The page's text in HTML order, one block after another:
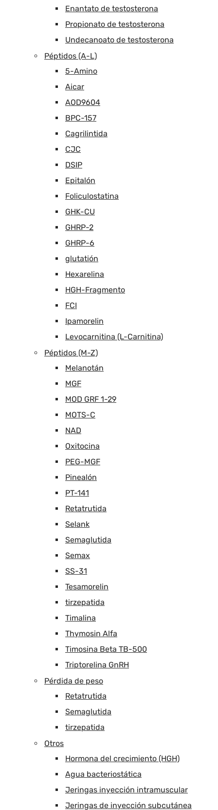
Enantato de testosterona
Propionato de testosterona
Undecanoato de testosterona
Péptidos (A-L)
5-Amino
Aicar
AOD9604
BPC-157
Cagrilintida
CJC
DSIP
Epitalón
Foliculostatina
GHK-CU
GHRP-2
GHRP-6
glutatión
Hexarelina
HGH-Fragmento
FCI
Ipamorelin
Levocarnitina (L-Carnitina)
Péptidos (M-Z)
Melanotán
MGF
MOD GRF 1-29
MOTS-C
NAD
Oxitocina
PEG-MGF
Pinealón
PT-141
Retatrutida
Selank
Semaglutida
Semax
SS-31
Tesamorelin
tirzepatida
Timalina
Thymosin Alfa
Timosina Beta TB-500
Triptorelina GnRH
Pérdida de peso
Retatrutida
Semaglutida
tirzepatida
Otros
Hormona del crecimiento (HGH)
Agua bacteriostática
Jeringas inyección intramuscular
Jeringas de inyección subcutánea